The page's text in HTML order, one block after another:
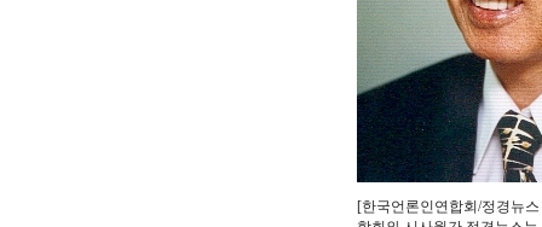
[한국언론인연합회/정경뉴